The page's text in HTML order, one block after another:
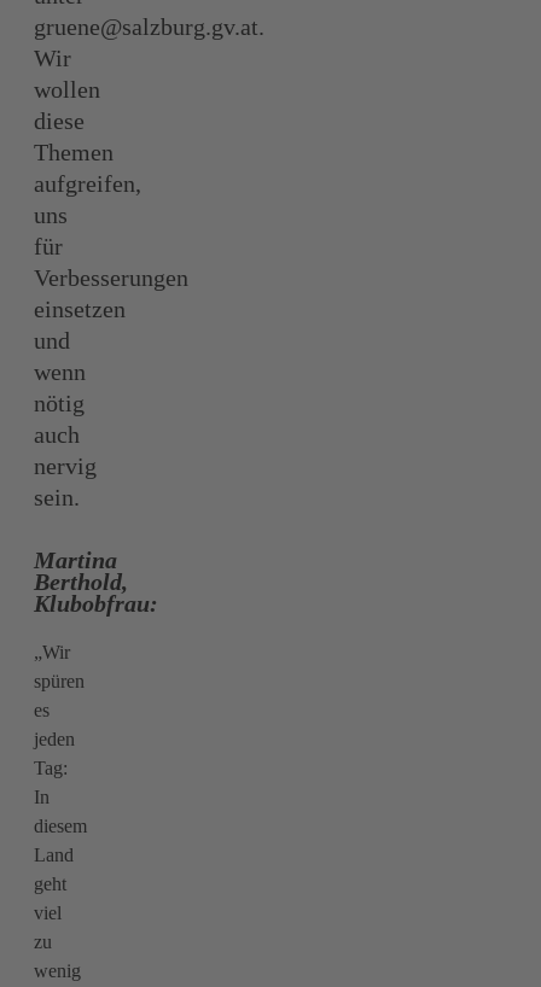
gruene@salzburg.gv.at.
Wir
wollen
diese
Themen
aufgreifen,
uns
für
Verbesserungen
einsetzen
und
wenn
nötig
auch
nervig
sein.
Martina
Berthold,
Klubobfrau:
„Wir
spüren
es
jeden
Tag:
In
diesem
Land
geht
viel
zu
wenig